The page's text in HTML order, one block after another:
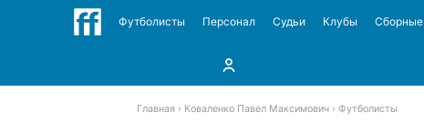
Футболисты Персонал Судьи Клубы Сборные
Главная Коваленко Павел Максимович Футболисты